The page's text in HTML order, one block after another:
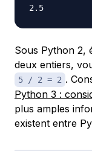
Sous Python 2,
deux entiers,
5 / 2 = 2 .
Python 3 :
plus amples
existent entre